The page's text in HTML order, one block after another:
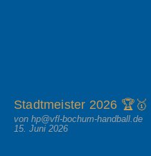
Stadtmeister 2026 🏆🥇
von hp@vfl-bochum-handball.de
15. Juni 2026